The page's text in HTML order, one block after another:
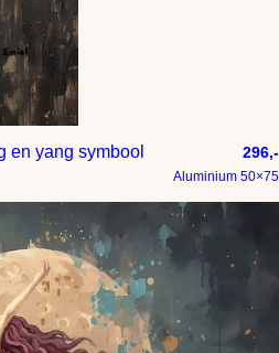
en yang symbool 296,-
Aluminium 50×75